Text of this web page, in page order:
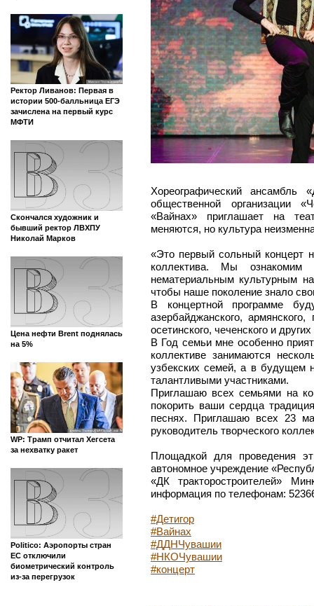
Ректор Ливанов: Первая в
истории 500-балльница ЕГЭ
зачислена на первый курс
МФТИ
Скончался художник и
бывший ректор ЛВХПУ
Николай Марков
Цена нефти Brent поднялась
на 5%
WP: Трамп отчитал Хегсета
за нехватку ракет
Politico: Аэропорты стран
ЕС отключили
биометрический контроль
из-за перегрузок
Хореографический ансамбль
общественной организации
«Вайнах» приглашает на
меняются, но культура
«Это первый сольный концерт
коллектива. Мы
нематериальным культурным
чтобы наше поколение знало
В концертной программе
азербайджанского, армянского,
осетинского, чеченского и
В Год семьи мне особенно
коллективе занимаются
узбекских семей, а в будущем
талантливыми участниками.
Приглашаю всех семьями на
покорить ваши сердца
песнях. Приглашаю всех 23
руководитель творческого
Площадкой для проведения
автономное учреждение
«ДК тракторостроителей»
информация по телефонам:
#Детигор
#Вайнах
#ДДНЧувашии
#НКОЧувашии
#концерт